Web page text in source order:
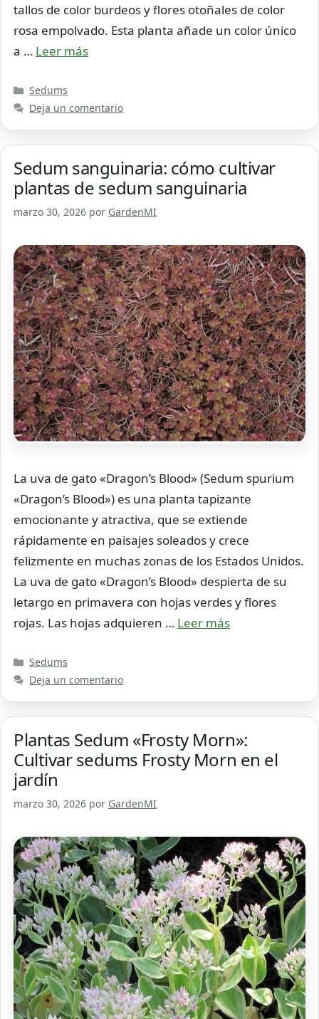
tallos de color burdeos y flores otoñales de color
rosa empolvado. Esta planta añade un color único
a … Leer más
Categorías
Sedums
Deja un comentario
Sedum sanguinaria: cómo cultivar
plantas de sedum sanguinaria
marzo 30, 2026 por GardenMI
La uva de gato «Dragon’s Blood» (Sedum spurium
«Dragon’s Blood») es una planta tapizante
emocionante y atractiva, que se extiende
rápidamente en paisajes soleados y crece
felizmente en muchas zonas de los Estados Unidos.
La uva de gato «Dragon’s Blood» despierta de su
letargo en primavera con hojas verdes y flores
rojas. Las hojas adquieren … Leer más
Categorías
Sedums
Deja un comentario
Plantas Sedum «Frosty Morn»:
Cultivar sedums Frosty Morn en el
jardín
marzo 30, 2026 por GardenMI